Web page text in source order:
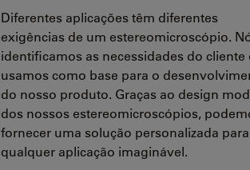
Diferentes aplicações têm diferentes
exigências de um estereomicroscópio.
identificamos as necessidades do cliente
usamos como base para o
do nosso produto. Graças ao design
dos nossos estereomicroscópios,
fornecer uma solução personalizada para
qualquer aplicação imaginável.